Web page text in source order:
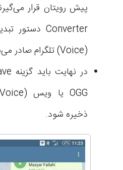
(Voice) تلگرام صادر می‌شود.
ذخیره شود.